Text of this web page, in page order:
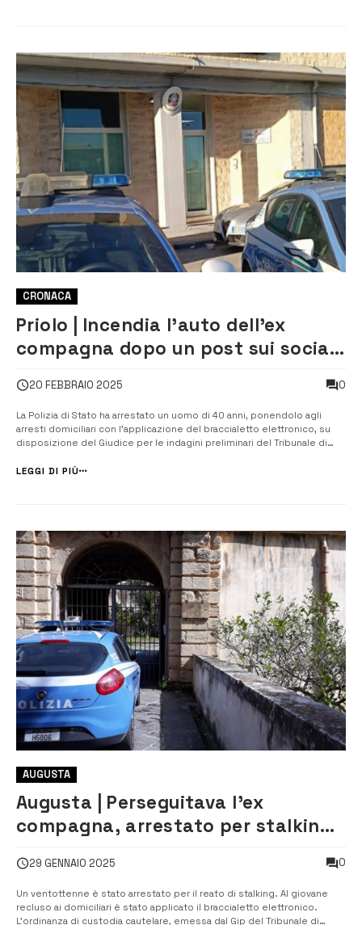
CRONACA
Priolo | Incendia l’auto dell’ex
compagna dopo un post sui social:
20 FEBBRAIO 2025 0
La Polizia di Stato ha arrestato un uomo di 40 anni, ponendolo agli
arresti domiciliari con l’applicazione del braccialetto elettronico, su
disposizione del Giudice per le indagini preliminari del Tribunale di
persecutori e danneggiamento seguito da incendio ai danni della s...
LEGGI DI PIÙ
AUGUSTA
Augusta | Perseguitava l’ex
compagna, arrestato per stalking
29 GENNAIO 2025 0
Un ventottenne è stato arrestato per il reato di stalking. Al giovane
recluso ai domiciliari è stato applicato il braccialetto elettronico.
L’ordinanza di custodia cautelare, emessa dal Gip del Tribunale di